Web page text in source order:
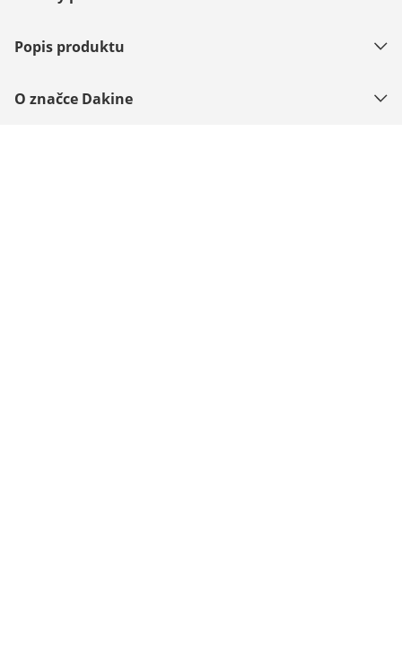
Popis produktu
O značce Dakine